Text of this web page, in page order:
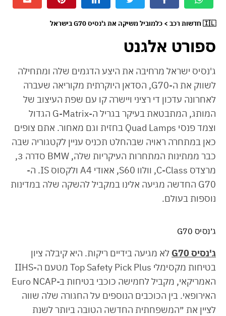
🇮🇱 חדשות רכב > כלמוביל משיקה את ג'נסיס G70 בישראל
ספורט אלגנט
ג'נסיס ישראל מרחיבה את היצע הדגמים שלה ומתחילה
לשווק את ה-G70, הסדאן היוקרתית מקוריאה שעברה
לאחרונה עדכון די רציני ויישרה קו עם שפת העיצוב של
המותג, המתבטאת בעיקר בגריל ה-G-Matrix הגדול
וצמד פנסי Quad Lamps בחזית וגם מאחור. אתם צופים
כאן במתחרה ראויה שבהחלט תכניס עניין לקטגוריה שבה
כבר ממתינות המתחרות העיקריות שלה, BMW סדרה 3,
מרצדס C-Class, וולוו S60, אאודי A4 ולקסוס IS. ה-
G70 החדשה מגיעה אלינו במקביל להשקה שלה במדינות
נוספות בעולם.
ג׳נסיס G70
ג'נסיס G70
לא מגיעה בידיים ריקות. היא קיבלה ציון
בטיחות מקסימלי Top Safety Pick Plus מטעם ה-IIHS
האמריקאי, מקביל לחמישה כוכבי בטיחות ב-Euro NCAP
האירופאי. בין הכוכבים הנוספים על החגורה שלה שווה
לציין את ״המשפחתית החדשה הטובה ביותר לשנת